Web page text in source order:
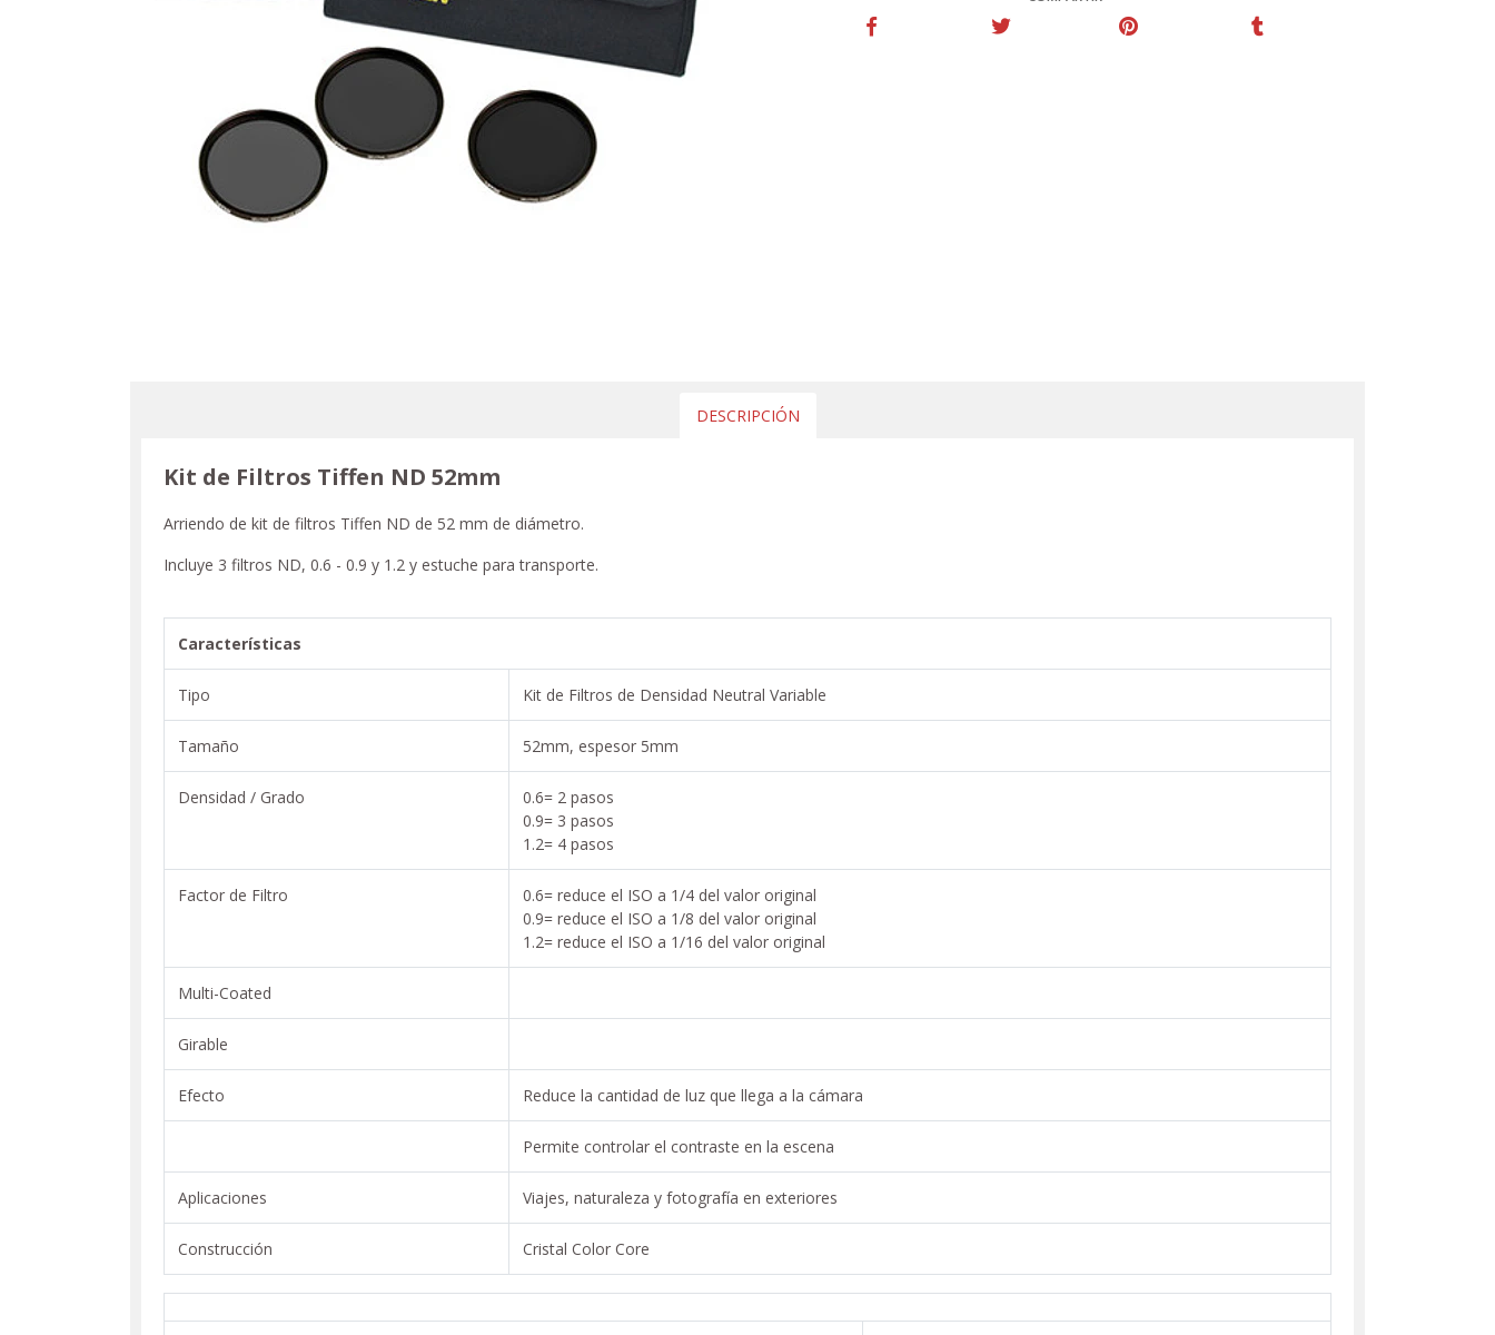
DESCRIPCIÓN
Kit de Filtros Tiffen ND 52mm
Arriendo de kit de filtros Tiffen ND de 52 mm de diámetro.
Incluye 3 filtros ND, 0.6 - 0.9 y 1.2 y estuche para transporte.
Caracterí­sticas
Tipo Kit de Filtros de Densidad Neutral Variable
Tamaño 52mm, espesor 5mm
Densidad / Grado
0.6= 2 pasos
0.9= 3 pasos
1.2= 4 pasos
Factor de Filtro
0.6= reduce el ISO a 1/4 del valor original
0.9= reduce el ISO a 1/8 del valor original
1.2= reduce el ISO a 1/16 del valor original
Multi-Coated
Girable
Efecto Reduce la cantidad de luz que llega a la cámara
Permite controlar el contraste en la escena
Aplicaciones Viajes, naturaleza y fotografía en exteriores
Construcción Cristal Color Core